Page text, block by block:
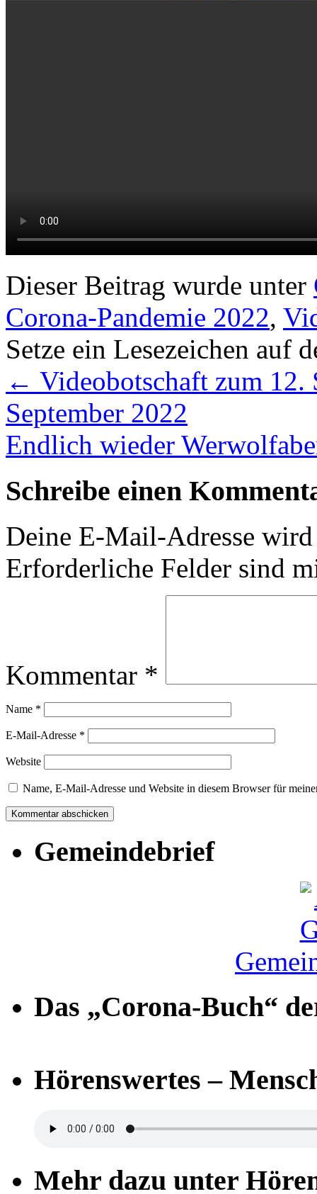
Dieser Beitrag wurde unter
Corona-Pandemie 2022,
Setze ein Lesezeichen auf
← Videobotschaft zum 12.
September 2022
Endlich wieder
Schreibe einen
Deine E-Mail-Adresse
Erforderliche Felder sind
Kommentar *
Name *
E-Mail-Adresse *
Website
Name, E-Mail-Adresse und Website in diesem Browser für
Gemeindebrief
Das „Corona-Buch“
Hörenswertes –
Mehr dazu unter